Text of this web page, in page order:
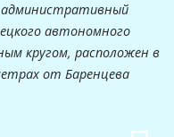
административный
автономного
кругом, расположен в
от Баренцева